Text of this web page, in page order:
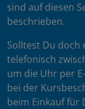
sind auf diesen
beschrieben.
Solltest Du doch
telefonisch
um die Uhr per
bei der
beim Einkauf für